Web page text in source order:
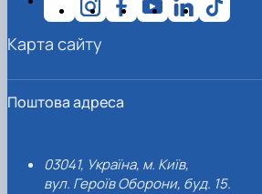
Поштова адреса
03041, Україна, м. Київ,
вул. Героїв Оборони, буд. 15.
Карта сайту